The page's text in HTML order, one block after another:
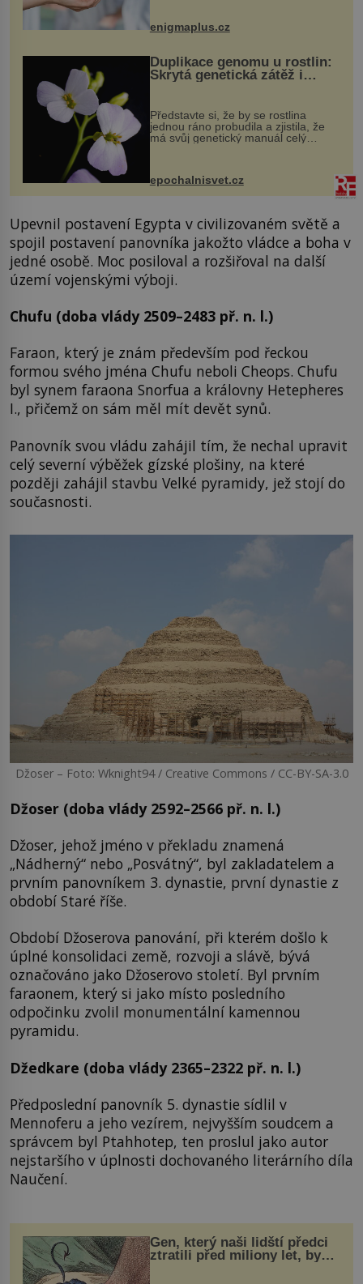
enigmaplus.cz
Duplikace genomu u rostlin:
Skrytá genetická zátěž i
Představte si, že by se rostlina
jednou ráno probudila a zjistila, že
má svůj genetický manuál celý
vstupenka...
epochalnisvet.cz
Upevnil postavení Egypta v civilizovaném světě a
spojil postavení panovníka jakožto vládce a boha v
jedné osobě. Moc posiloval a rozšiřoval na další
území vojenskými výboji.
Chufu (doba vlády 2509–2483 př. n. l.)
Faraon, který je znám především pod řeckou
formou svého jména Chufu neboli Cheops. Chufu
byl synem faraona Snorfua a královny Hetepheres
I., přičemž on sám měl mít devět synů.
Panovník svou vládu zahájil tím, že nechal upravit
celý severní výběžek gízské plošiny, na které
později zahájil stavbu Velké pyramidy, jež stojí do
současnosti.
Džoser – Foto: Wknight94 / Creative Commons / CC-BY-SA-3.0
Džoser (doba vlády 2592–2566 př. n. l.)
Džoser, jehož jméno v překladu znamená
„Nádherný“ nebo „Posvátný“, byl zakladatelem a
prvním panovníkem 3. dynastie, první dynastie z
období Staré říše.
Období Džoserova panování, při kterém došlo k
úplné konsolidaci země, rozvoji a slávě, bývá
označováno jako Džoserovo století. Byl prvním
faraonem, který si jako místo posledního
odpočinku zvolil monumentální kamennou
pyramidu.
Džedkare (doba vlády 2365–2322 př. n. l.)
Předposlední panovník 5. dynastie sídlil v
Mennoferu a jeho vezírem, nejvyšším soudcem a
správcem byl Ptahhotep, ten proslul jako autor
nejstaršího v úplnosti dochovaného literárního díla
Naučení.
Gen, který naši lidští předci
ztratili před miliony let, by
mohl pomoci s léčbou
„nemoci králů“